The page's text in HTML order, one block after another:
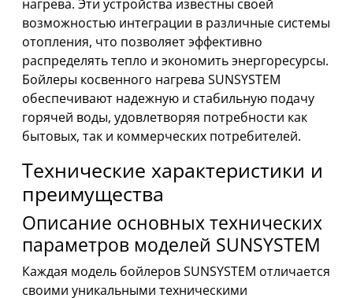
нагрева. Эти устройства известны своей
возможностью интеграции в различные системы
отопления, что позволяет эффективно
распределять тепло и экономить энергоресурсы.
Бойлеры косвенного нагрева SUNSYSTEM
обеспечивают надежную и стабильную подачу
горячей воды, удовлетворяя потребности как
бытовых, так и коммерческих потребителей.
Технические характеристики и
преимущества
Описание основных технических
параметров моделей SUNSYSTEM
Каждая модель бойлеров SUNSYSTEM отличается
своими уникальными техническими